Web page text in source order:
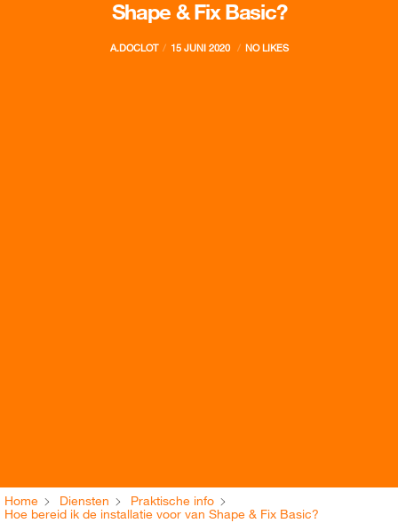
Shape & Fix Basic?
A.DOCLOT 15 JUNI 2020 NO LIKES
Home Diensten
Praktische info
Hoe bereid ik de installatie voor van Shape & Fix Basic?